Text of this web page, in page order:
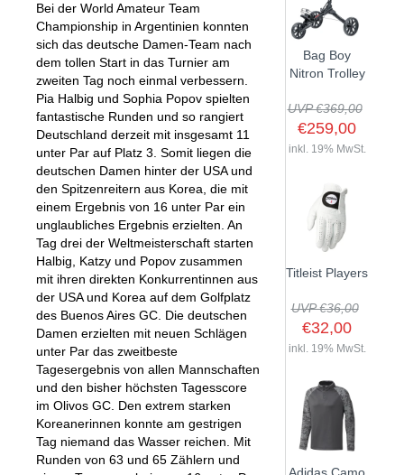
Bei der World Amateur Team
Championship in Argentinien konnten
sich das deutsche Damen-Team nach
dem tollen Start in das Turnier am
zweiten Tag noch einmal verbessern.
Pia Halbig und Sophia Popov spielten
fantastische Runden und so rangiert
Deutschland derzeit mit insgesamt 11
unter Par auf Platz 3. Somit liegen die
deutschen Damen hinter der USA und
den Spitzenreitern aus Korea, die mit
einem Ergebnis von 16 unter Par ein
unglaubliches Ergebnis erzielten. An
Tag drei der Weltmeisterschaft starten
Halbig, Katzy und Popov zusammen
mit ihren direkten Konkurrentinnen aus
der USA und Korea auf dem Golfplatz
des Buenos Aires GC. Die deutschen
Damen erzielten mit neuen Schlägen
unter Par das zweitbeste
Tagesergebnis von allen Mannschaften
und den bisher höchsten Tagesscore
im Olivos GC. Den extrem starken
Koreanerinnen konnte am gestrigen
Tag niemand das Wasser reichen. Mit
Runden von 63 und 65 Zählern und
Bag Boy
Nitron Trolley
UVP €369,00
€259,00
inkl. 19% MwSt.
Titleist Players
UVP €36,00
€32,00
inkl. 19% MwSt.